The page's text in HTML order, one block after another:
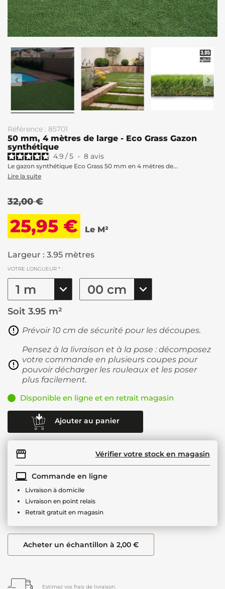
Référence : 85701
50 mm, 4 mètres de large - Eco Grass Gazon
synthétique
4.9 /5 - 8 avis
Le gazon synthétique Eco Grass 50 mm en 4 mètres de...
Lire la suite
32,00 €
25,95 € Le M²
Largeur : 3.95 mètres
VOTRE LONGUEUR * :
Soit 3.95 m²
Prévoir 10 cm de sécurité pour les découpes.
Pensez à la livraison et à la pose : décomposez
votre commande en plusieurs coupes pour
pouvoir décharger les rouleaux et les poser
plus facilement.
Disponible en ligne et en retrait magasin
Ajouter au panier
Vérifier votre stock en magasin
Commande en ligne
Livraison à domicile
Livraison en point relais
Retrait gratuit en magasin
Acheter un échantillon à 2,00 €
Estimez vos frais de livraison.